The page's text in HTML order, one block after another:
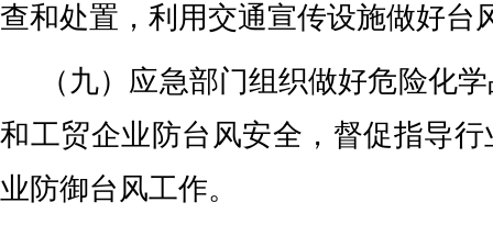
查和处置，利用交通宣传设施做好台
（九）应急部门组织做好危险化
和工贸企业防台风安全，督促指导
业防御台风工作。